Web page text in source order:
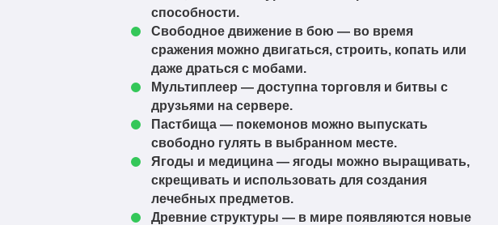
1.4.1+1.20.1.jar
Cobblemon-fabric-
1.4.0+1.20.1.jar
1.20.1
Cobblemon-forge-
1.4.0+1.20.1.jar
Cobblemon-fabric-
1.3.2+1.19.2.jar
Cobblemon-forge-
1.3.2+1.19.2.jar
способности.
Свободное движение в бою — во время
сражения можно двигаться, строить, копать или
даже драться с мобами.
Мультиплеер — доступна торговля и битвы с
друзьями на сервере.
Пастбища — покемонов можно выпускать
свободно гулять в выбранном месте.
Ягоды и медицина — ягоды можно выращивать,
скрещивать и использовать для создания
лечебных предметов.
Древние структуры — в мире появляются новые